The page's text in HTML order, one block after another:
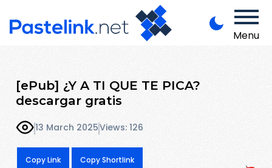
Menu
[ePub] ¿Y A TI QUE TE PICA?
descargar gratis
13 March 2025Views: 126
Copy Link Copy Shortlink